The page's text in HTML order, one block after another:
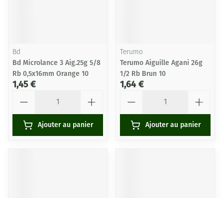
Bd
Bd Microlance 3 Aig.25g 5/8
Rb 0,5x16mm Orange 10
1,45 €
Ajouter au panier
Terumo
Terumo Aiguille Agani 26g
1/2 Rb Brun 10
1,64 €
Ajouter au panier